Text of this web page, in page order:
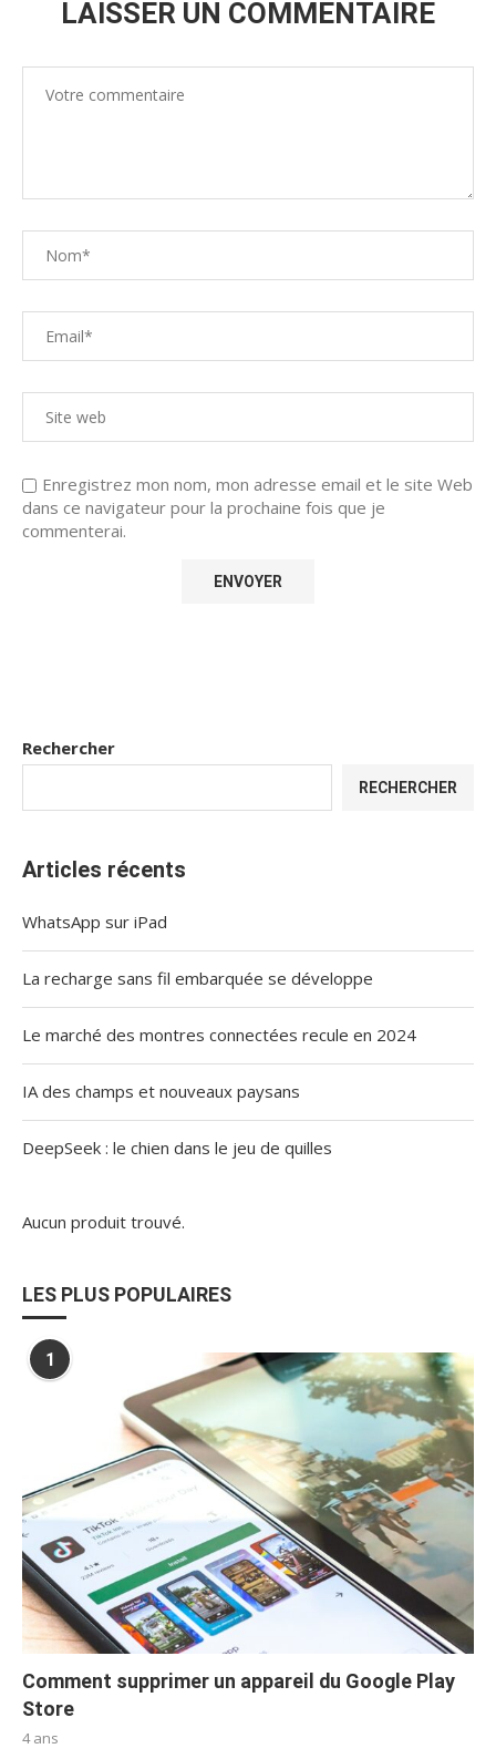
LAISSER UN COMMENTAIRE
Enregistrez mon nom, mon adresse email et le site Web
dans ce navigateur pour la prochaine fois que je
commenterai.
Rechercher
RECHERCHER
Articles récents
WhatsApp sur iPad
La recharge sans fil embarquée se développe
Le marché des montres connectées recule en 2024
IA des champs et nouveaux paysans
DeepSeek : le chien dans le jeu de quilles
Aucun produit trouvé.
LES PLUS POPULAIRES
1
Comment supprimer un appareil du Google Play
Store
4 ans